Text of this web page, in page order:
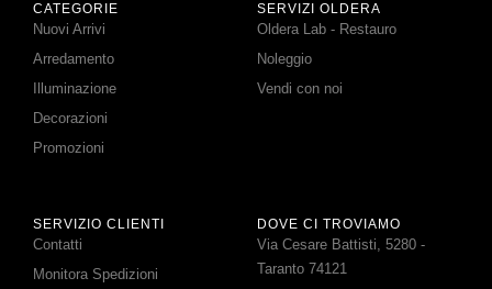
CATEGORIE
Nuovi Arrivi
Arredamento
Illuminazione
Decorazioni
Promozioni
SERVIZI OLDERA
Oldera Lab - Restauro
Noleggio
Vendi con noi
SERVIZIO CLIENTI
Contatti
Monitora Spedizioni
DOVE CI TROVIAMO
Via Cesare Battisti, 5280 -
Taranto 74121